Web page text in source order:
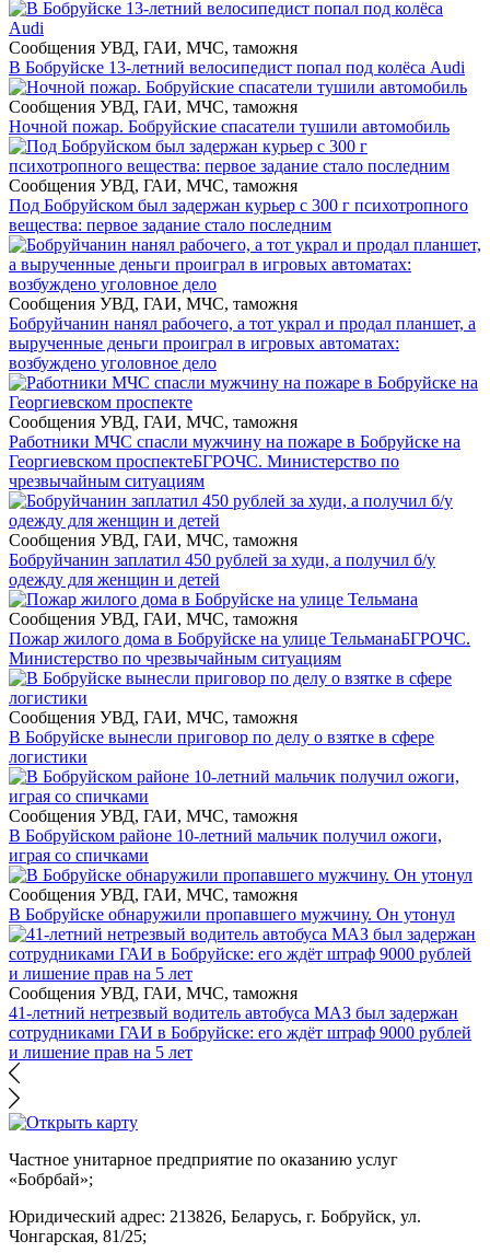
Сообщения УВД, ГАИ, МЧС, таможня
В Бобруйске 13-летний велосипедист попал под колёса Audi
Сообщения УВД, ГАИ, МЧС, таможня
Ночной пожар. Бобруйские спасатели тушили автомобиль
Сообщения УВД, ГАИ, МЧС, таможня
Под Бобруйском был задержан курьер с 300 г психотропного
вещества: первое задание стало последним
Сообщения УВД, ГАИ, МЧС, таможня
Бобруйчанин нанял рабочего, а тот украл и продал планшет, а
вырученные деньги проиграл в игровых автоматах:
возбуждено уголовное дело
Сообщения УВД, ГАИ, МЧС, таможня
Работники МЧС спасли мужчину на пожаре в Бобруйске на
Георгиевском проспектеБГРОЧС. Министерство по
чрезвычайным ситуациям
Сообщения УВД, ГАИ, МЧС, таможня
Бобруйчанин заплатил 450 рублей за худи, а получил б/у
одежду для женщин и детей
Сообщения УВД, ГАИ, МЧС, таможня
Пожар жилого дома в Бобруйске на улице ТельманаБГРОЧС.
Министерство по чрезвычайным ситуациям
Сообщения УВД, ГАИ, МЧС, таможня
В Бобруйске вынесли приговор по делу о взятке в сфере
логистики
Сообщения УВД, ГАИ, МЧС, таможня
В Бобруйском районе 10-летний мальчик получил ожоги,
играя со спичками
Сообщения УВД, ГАИ, МЧС, таможня
В Бобруйске обнаружили пропавшего мужчину. Он утонул
Сообщения УВД, ГАИ, МЧС, таможня
41-летний нетрезвый водитель автобуса МАЗ был задержан
сотрудниками ГАИ в Бобруйске: его ждёт штраф 9000 рублей
и лишение прав на 5 лет
Частное унитарное предприятие по оказанию услуг
«Бобрбай»;
Юридический адрес: 213826, Беларусь, г. Бобруйск, ул.
Чонгарская, 81/25;